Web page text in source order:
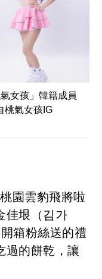
女孩」韓籍成員
桃氣女孩IG
園雲豹飛將啦
佳垠（김가
箱粉絲送的禮
過的餅乾，讓